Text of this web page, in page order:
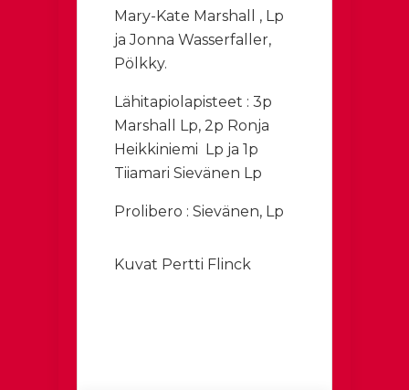
Mary-Kate Marshall , Lp
ja Jonna Wasserfaller,
Pölkky.
Lähitapiolapisteet : 3p
Marshall Lp, 2p Ronja
Heikkiniemi Lp ja 1p
Tiiamari Sievänen Lp
Prolibero : Sievänen, Lp
Kuvat Pertti Flinck